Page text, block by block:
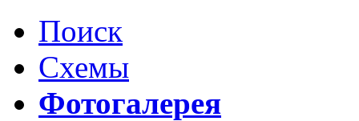
Поиск
Схемы
Фотогалерея